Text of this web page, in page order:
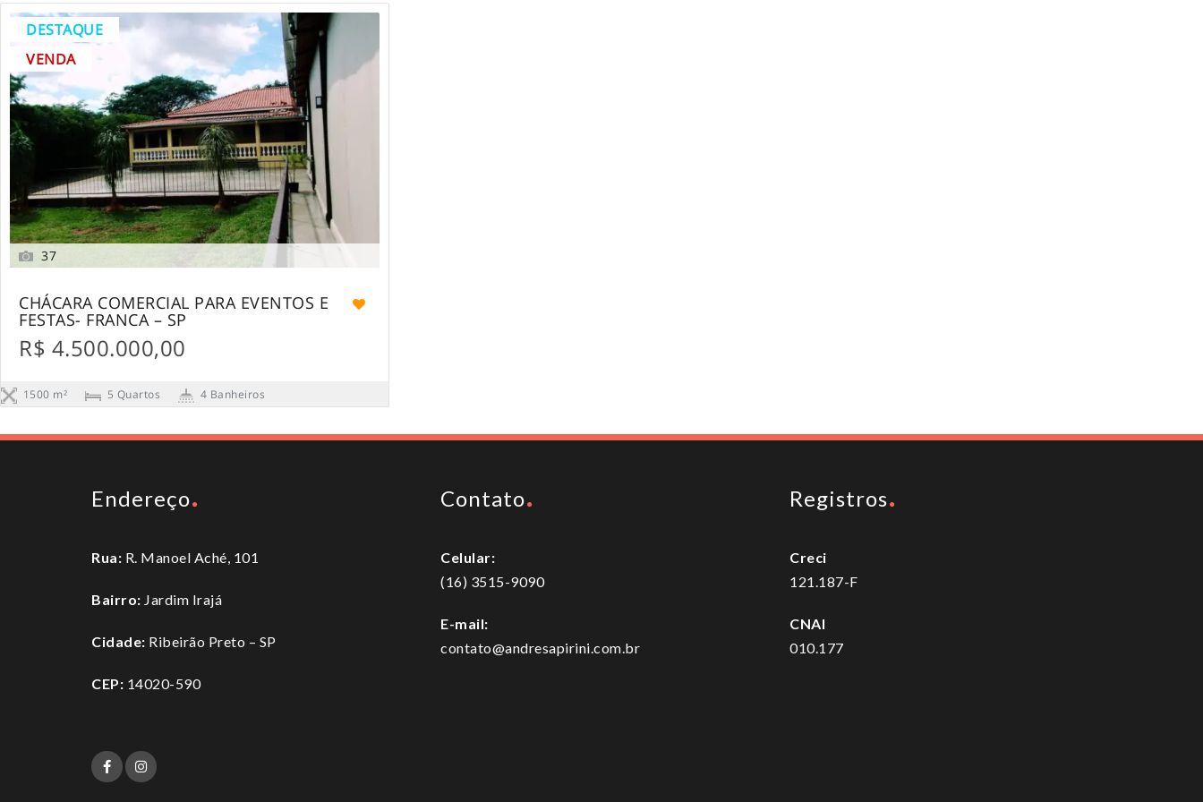
DESTAQUE
VENDA
37
CHÁCARA COMERCIAL PARA EVENTOS E
FESTAS- FRANCA – SP
R$ 4.500.000,00
1500 m² 5 Quartos 4 Banheiros
Endereço
Rua: R. Manoel Aché, 101
Bairro: Jardim Irajá
Cidade: Ribeirão Preto – SP
CEP: 14020-590
Contato
Celular:
(16) 3515-9090
E-mail:
contato@andresapirini.com.br
Registros
Creci
121.187-F
CNAI
010.177